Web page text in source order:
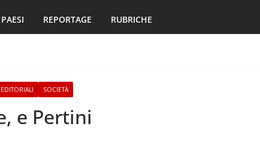
PAESI REPORTAGE RUBRICHE
EDITORIALI SOCIETÀ
e Pertini